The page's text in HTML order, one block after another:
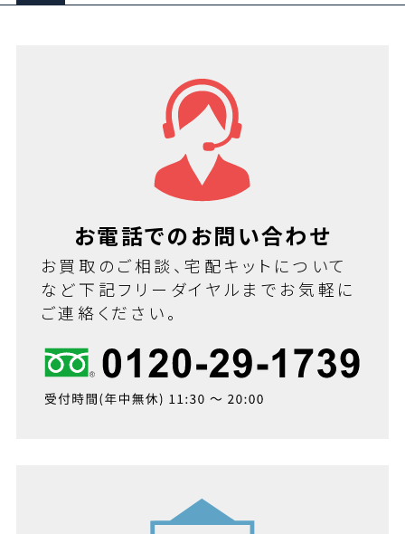
お電話でのお問い合わせ
お買取のご相談、宅配キットについて
など下記フリーダイヤルまでお気軽に
ご連絡ください。